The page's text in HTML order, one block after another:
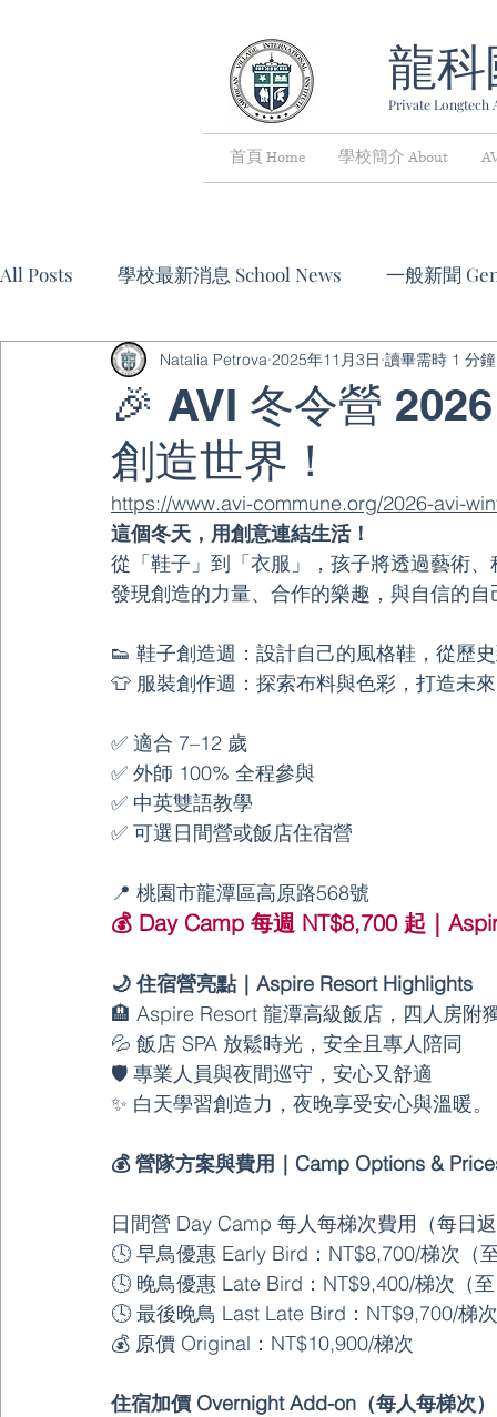
龍
Private Longtech
首頁 Home 學校簡介 About
All Posts 學校最新消息 School News 一般新聞
冬/夏令營 Winter & Summer Camps 活動資訊
特別優惠與折扣 Special Offers & Discounts
🎉 AVI 冬令營
創造世界！
Natalia Petrova 2025年11月3日 讀畢需時 1 分鐘
https://www.avi-commune.org/2026-avi-
這個冬天，用創意連結生活！
從「鞋子」到「衣服」，孩子將透過藝術
發現創造的力量、合作的樂趣，與自信的自
👟 鞋子創造週：設計自己的風格鞋，從歷
👕 服裝創作週：探索布料與色彩，打造未
✅ 適合 7–12 歲
✅ 外師 100% 全程參與
✅ 中英雙語教學
✅ 可選日間營或飯店住宿營
📍 桃園市龍潭區高原路568號
💰 Day Camp 每週 NT$8,700 起｜
🌙 住宿營亮點｜Aspire Resort Highlights
🏨 Aspire Resort 龍潭高級飯店，四人房附
💦 飯店 SPA 放鬆時光，安全且專人陪同
🛡️ 專業人員與夜間巡守，安心又舒適
✨ 白天學習創造力，夜晚享受安心與溫暖。
💰 營隊方案與費用｜Camp Options &
日間營 Day Camp 每人每梯次費用（每日
🕓 早鳥優惠 Early Bird：NT$8,700/梯次（
🕓 晚鳥優惠 Late Bird：NT$9,400/梯次（
🕓 最後晚鳥 Last Late Bird：NT$9,700/梯
💰 原價 Original：NT$10,900/梯次
住宿加價 Overnight Add-on（每人每梯次）